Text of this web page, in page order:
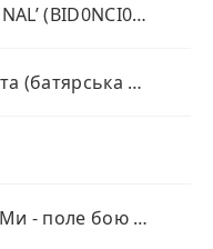
DOROFEEVA - FENOMENAL’ (BID0NCI0N Remix)
Юрій Лазірко - Де Свєта (батярська пісня)
Віталій Орловський - Ми - поле бою двох культур